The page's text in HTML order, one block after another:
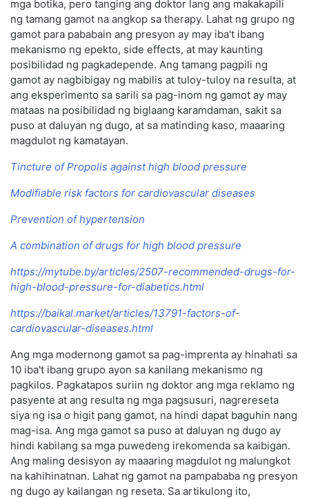
mga botika, pero tanging ang doktor lang ang makakapili
ng tamang gamot na angkop sa therapy. Lahat ng grupo ng
gamot para pababain ang presyon ay may iba't ibang
mekanismo ng epekto, side effects, at may kaunting
posibilidad ng pagkadepende. Ang tamang pagpili ng
gamot ay nagbibigay ng mabilis at tuloy-tuloy na resulta, at
ang eksperimento sa sarili sa pag-inom ng gamot ay may
mataas na posibilidad ng biglaang karamdaman, sakit sa
puso at daluyan ng dugo, at sa matinding kaso, maaaring
magdulot ng kamatayan.
Tincture of Propolis against high blood pressure
Modifiable risk factors for cardiovascular diseases
Prevention of hypertension
A combination of drugs for high blood pressure
https://mytube.by/articles/2507-recommended-drugs-for-
high-blood-pressure-for-diabetics.html
https://baikal.market/articles/13791-factors-of-
cardiovascular-diseases.html
Ang mga modernong gamot sa pag-imprenta ay hinahati sa
10 iba't ibang grupo ayon sa kanilang mekanismo ng
pagkilos. Pagkatapos suriin ng doktor ang mga reklamo ng
pasyente at ang resulta ng mga pagsusuri, nagrereseta
siya ng isa o higit pang gamot, na hindi dapat baguhin nang
mag-isa. Ang mga gamot sa puso at daluyan ng dugo ay
hindi kabilang sa mga puwedeng irekomenda sa kaibigan.
Ang maling desisyon ay maaaring magdulot ng malungkot
na kahihinatnan. Lahat ng gamot na pampababa ng presyon
ng dugo ay kailangan ng reseta. Sa artikulong ito,